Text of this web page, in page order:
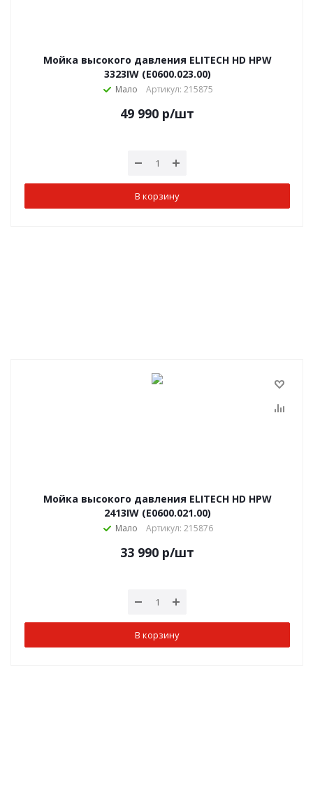
Мойка высокого давления ELITECH HD HPW
3323IW (E0600.023.00)
Мало Артикул: 215875
49 990 р/шт
В корзину
Мойка высокого давления ELITECH HD HPW
2413IW (E0600.021.00)
Мало Артикул: 215876
33 990 р/шт
В корзину